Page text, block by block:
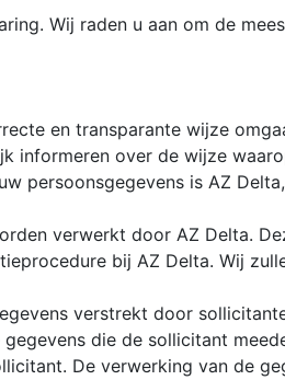
Wij raden u aan om de
en transparante wijze
informeren over de wijze
persoonsgegevens is AZ
verwerkt door AZ Delta.
bij AZ Delta. Wij
verstrekt door
die de sollicitant
De verwerking van de